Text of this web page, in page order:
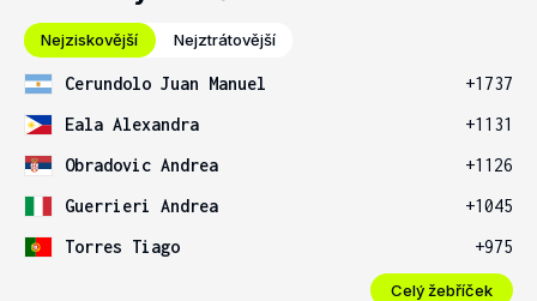
Nejziskovější Nejztrátovější
Cerundolo Juan Manuel
+1737
Eala Alexandra
+1131
Obradovic Andrea
+1126
Guerrieri Andrea
+1045
Torres Tiago
+975
Celý žebříček